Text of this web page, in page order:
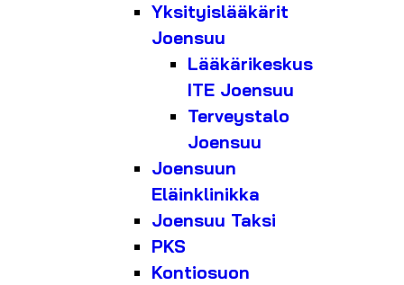
Yksityislääkärit
Joensuu
Lääkärikeskus
ITE Joensuu
Terveystalo
Joensuu
Joensuun
Eläinklinikka
Joensuu Taksi
PKS
Kontiosuon